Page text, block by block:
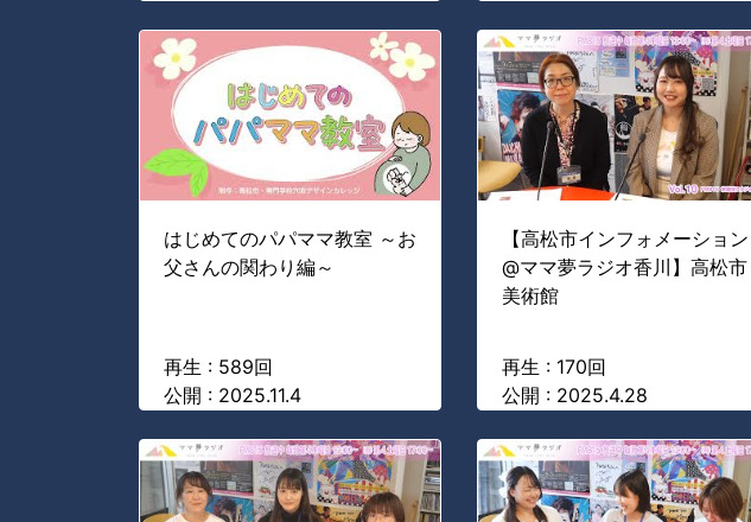
はじめてのパパママ教室 ～お
父さんの関わり編～
再生 : 589回
公開 : 2025.11.4
【高松市インフォメーション
@ママ夢ラジオ香川】高松市
美術館
再生 : 170回
公開 : 2025.4.28